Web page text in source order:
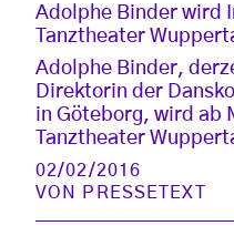
Adolphe Binder wird
Tanztheater
Adolphe Binder,
Direktorin der
in Göteborg, wird ab
Tanztheater
02/02/2016
VON
PRESSETEXT